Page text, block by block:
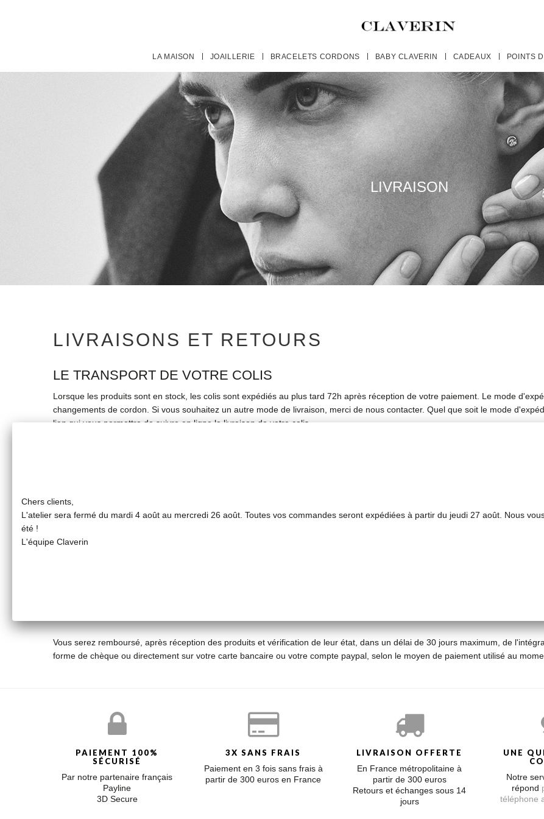
LA MAISON JOAILLERIE BRACELETS CORDONS BABY CLAVERIN CADEAUX POINTS
LIVRAISON
LIVRAISONS ET RETOURS
LE TRANSPORT DE VOTRE COLIS
Lorsque les produits sont en stock, les colis sont expédiés au plus tard 72h après réception de votre paiement. Le mode
changements de cordon. Si vous souhaitez un autre mode de livraison, merci de nous contacter. Quel que soit le mode
lien qui vous permettra de suivre en ligne la livraison de votre colis.
La livraison en France est offerte à partir de 300 euros de commande. Pour les commandes à expédier à l'étranger, les tarifs
Vous disposez d'un délai légal de 14 jours pour renvoyer vos achats sous réserve qu'ils n'aient pas été portés. Dans ce cas,
recommandons de les expédier en colissimo suivi dans un emballage cartonné résistant et de les renvoyer à l'adresse suivante :
Vous serez remboursé, après réception des produits et vérification de leur état, dans un délai de 30 jours maximum, de
forme de chèque ou directement sur votre carte bancaire ou votre compte paypal, selon le moyen de paiement utilisé au
PAIEMENT 100%
SÉCURISÉ
Par notre partenaire français
Payline
3D Secure
3X SANS FRAIS
Paiement en 3 fois sans frais à
partir de 300 euros en France
LIVRAISON OFFERTE
En France métropolitaine à
partir de 300 euros
Retours et échanges sous 14
jours
UNE
Notre
répond
téléphone
Chers clients,
L'atelier sera fermé du mardi 4 août au mercredi 26 août. Toutes vos commandes seront expédiées à partir du jeudi 27 août. Nous
été !
L'équipe Claverin